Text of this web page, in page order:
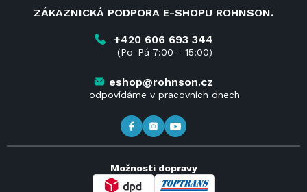
Reklamace
Vrácení zboží do 14 dnů
ZÁKAZNICKÁ PODPORA E-SHOPU ROHNSON.
+420 606 693 344
(Po-Pá 7:00 - 15:00)
eshop@rohnson.cz
odpovídáme v pracovních dnech
Možnosti dopravy